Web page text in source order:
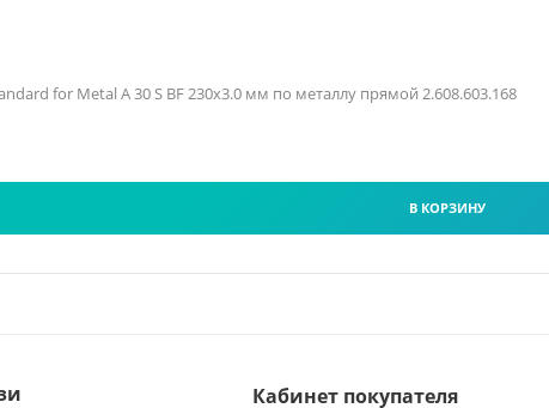
for Metal A 30 S BF 230х3.0 мм по металлу прямой 2.608.603.168
В КОРЗИНУ
Кабинет покупателя